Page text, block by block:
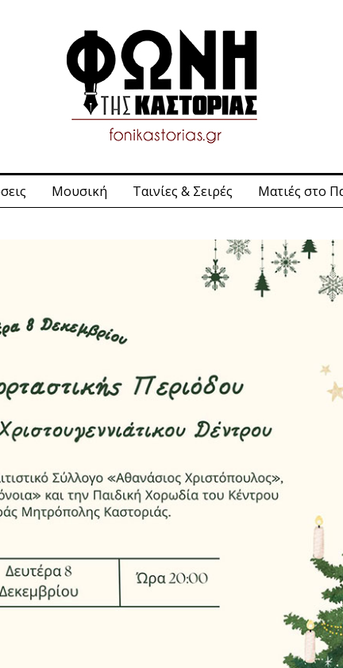
Μουσική Ταινίες & Σειρές Ματιές στο